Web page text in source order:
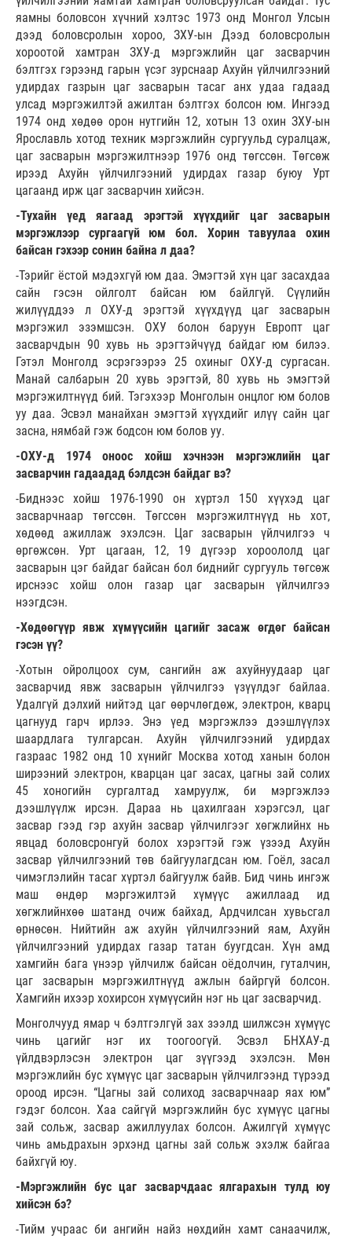
яамны боловсон хүчний хэлтэс 1973 онд Монгол Улсын
дээд боловсролын хороо, ЗХУ-ын Дээд боловсролын
хороотой хамтран ЗХУ-д мэргэжлийн цаг засварчин
бэлтгэх гэрээнд гарын үсэг зурснаар Ахуйн үйлчилгээний
удирдах газрын цаг засварын тасаг анх удаа гадаад
улсад мэргэжилтэй ажилтан бэлтгэх болсон юм. Ингээд
1974 онд хөдөө орон нутгийн 12, хотын 13 охин ЗХУ-ын
Ярославль хотод техник мэргэжлийн сургуульд суралцаж,
цаг засварын мэргэжилтнээр 1976 онд төгссөн. Төгсөж
ирээд Ахуйн үйлчилгээний удирдах газар буюу Урт
цагаанд ирж цаг засварчин хийсэн.
-Тухайн үед яагаад эрэгтэй хүүхдийг цаг засварын
мэргэжлээр сургаагүй юм бол. Хорин тавуулаа охин
байсан гэхээр сонин байна л даа?
-Тэрийг ёстой мэдэхгүй юм даа. Эмэгтэй хүн цаг засахдаа
сайн гэсэн ойлголт байсан юм байлгүй. Сүүлийн
жилүүддээ л ОХУ-д эрэгтэй хүүхдүүд цаг засварын
мэргэжил эзэмшсэн. ОХУ болон баруун Европт цаг
засварчдын 90 хувь нь эрэгтэйчүүд байдаг юм билээ.
Гэтэл Монголд эсрэгээрээ 25 охиныг ОХУ-д сургасан.
Манай салбарын 20 хувь эрэгтэй, 80 хувь нь эмэгтэй
мэргэжилтнүүд бий. Тэгэхээр Монголын онцлог юм болов
уу даа. Эсвэл манайхан эмэгтэй хүүхдийг илүү сайн цаг
засна, нямбай гэж бодсон юм болов уу.
-ОХУ-д 1974 оноос хойш хэчнээн мэргэжлийн цаг
засварчин гадаадад бэлдсэн байдаг вэ?
-Биднээс хойш 1976-1990 он хүртэл 150 хүүхэд цаг
засварчнаар төгссөн. Төгссөн мэргэжилтнүүд нь хот,
хөдөөд ажиллаж эхэлсэн. Цаг засварын үйлчилгээ ч
өргөжсөн. Урт цагаан, 12, 19 дүгээр хороололд цаг
засварын цэг байдаг байсан бол биднийг сургууль төгсөж
ирснээс хойш олон газар цаг засварын үйлчилгээ
нээгдсэн.
-Хөдөөгүүр явж хүмүүсийн цагийг засаж өгдөг байсан
гэсэн үү?
-Хотын ойролцоох сум, сангийн аж ахуйнуудаар цаг
засварчид явж засварын үйлчилгээ үзүүлдэг байлаа.
Удалгүй дэлхий нийтэд цаг өөрчлөгдөж, электрон, кварц
цагнууд гарч ирлээ. Энэ үед мэргэжлээ дээшлүүлэх
шаардлага тулгарсан. Ахуйн үйлчилгээний удирдах
газраас 1982 онд 10 хүнийг Москва хотод ханын болон
ширээний электрон, кварцан цаг засах, цагны зай солих
45 хоногийн сургалтад хамруулж, би мэргэжлээ
дээшлүүлж ирсэн. Дараа нь цахилгаан хэрэгсэл, цаг
засвар гээд гэр ахуйн засвар үйлчилгээг хөгжлийнх нь
явцад боловсронгуй болох хэрэгтэй гэж үзээд Ахуйн
засвар үйлчилгээний төв байгуулагдсан юм. Гоёл, засал
чимэглэлийн тасаг хүртэл байгуулж байв. Бид чинь ингэж
маш өндөр мэргэжилтэй хүмүүс ажиллаад ид
хөгжлийнхөө шатанд очиж байхад, Ардчилсан хувьсгал
өрнөсөн. Нийтийн аж ахуйн үйлчилгээний яам, Ахуйн
үйлчилгээний удирдах газар татан буугдсан. Хүн амд
хамгийн бага үнээр үйлчилж байсан оёдолчин, гуталчин,
цаг засварын мэргэжилтнүүд ажлын байргүй болсон.
Хамгийн ихээр хохирсон хүмүүсийн нэг нь цаг засварчид.
Монголчууд ямар ч бэлтгэлгүй зах зээлд шилжсэн хүмүүс
чинь цагийг нэг их тоогоогүй. Эсвэл БНХАУ-д
үйлдвэрлэсэн электрон цаг зүүгээд эхэлсэн. Мөн
мэргэжлийн бус хүмүүс цаг засварын үйлчилгээнд түрээд
ороод ирсэн. “Цагны зай солиход засварчнаар яах юм”
гэдэг болсон. Хаа сайгүй мэргэжлийн бус хүмүүс цагны
зай сольж, засвар ажиллуулах болсон. Ажилгүй хүмүүс
чинь амьдрахын эрхэнд цагны зай сольж эхэлж байгаа
байхгүй юу.
-Мэргэжлийн бус цаг засварчдаас ялгарахын тулд юу
хийсэн бэ?
-Тийм учраас би ангийн найз нөхдийн хамт санаачилж,